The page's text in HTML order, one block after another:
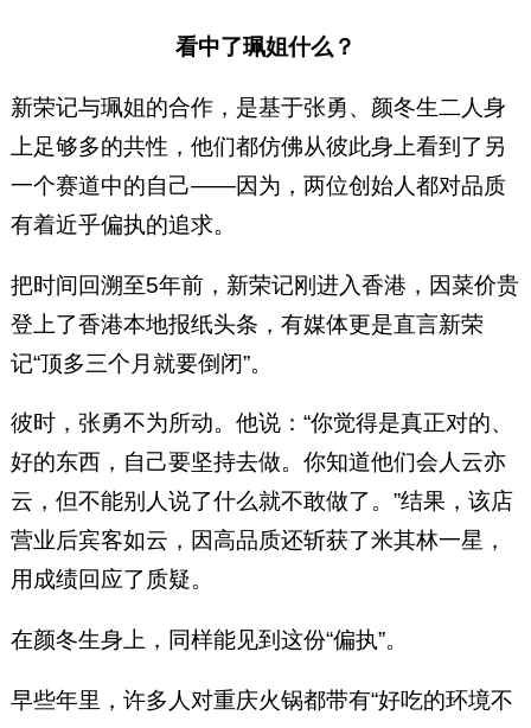
看中了珮姐什么？
新荣记与珮姐的合作，是基于张勇、颜冬生二人身
上足够多的共性，他们都仿佛从彼此身上看到了另
一个赛道中的自己——因为，两位创始人都对品质
有着近乎偏执的追求。
把时间回溯至5年前，新荣记刚进入香港，因菜价贵
登上了香港本地报纸头条，有媒体更是直言新荣
记“顶多三个月就要倒闭”。
彼时，张勇不为所动。他说：“你觉得是真正对的、
好的东西，自己要坚持去做。你知道他们会人云亦
云，但不能别人说了什么就不敢做了。”结果，该店
营业后宾客如云，因高品质还斩获了米其林一星，
用成绩回应了质疑。
在颜冬生身上，同样能见到这份“偏执”。
早些年里，许多人对重庆火锅都带有“好吃的环境不